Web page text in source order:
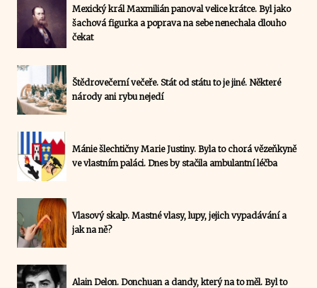
Mexický král Maxmilián panoval velice krátce. Byl jako
šachová figurka a poprava na sebe nenechala dlouho
čekat
Štědrovečerní večeře. Stát od státu to je jiné. Některé
národy ani rybu nejedí
Mánie šlechtičny Marie Justiny. Byla to chorá vězeňkyně
ve vlastním paláci. Dnes by stačila ambulantní léčba
Vlasový skalp. Mastné vlasy, lupy, jejich vypadávání a
jak na ně?
Alain Delon. Donchuan a dandy, který na to měl. Byl to